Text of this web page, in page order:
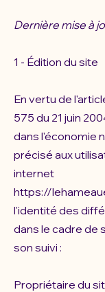
Dernière mise à
1 - Édition du site
En vertu de
575 du 21 juin
dans l'économie
précisé aux
internet
https://
l'identité des
dans le cadre de
son suivi :
Propriétaire du